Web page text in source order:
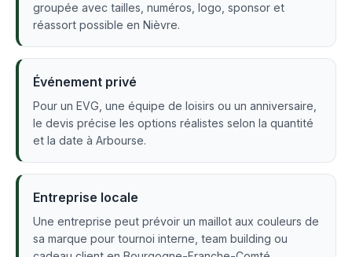
groupée avec tailles, numéros, logo, sponsor et
réassort possible en Nièvre.
Événement privé
Pour un EVG, une équipe de loisirs ou un anniversaire,
le devis précise les options réalistes selon la quantité
et la date à Arbourse.
Entreprise locale
Une entreprise peut prévoir un maillot aux couleurs de
sa marque pour tournoi interne, team building ou